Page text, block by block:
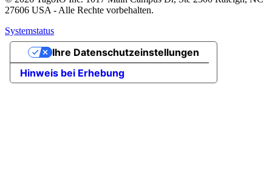
27606 USA - Alle Rechte vorbehalten.
Systemstatus
Hinweis bei Erhebung
Ihre Datenschutzeinstellungen